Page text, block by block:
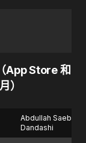
App Store 和
）
Abdullah Saeb Al
Dandashi